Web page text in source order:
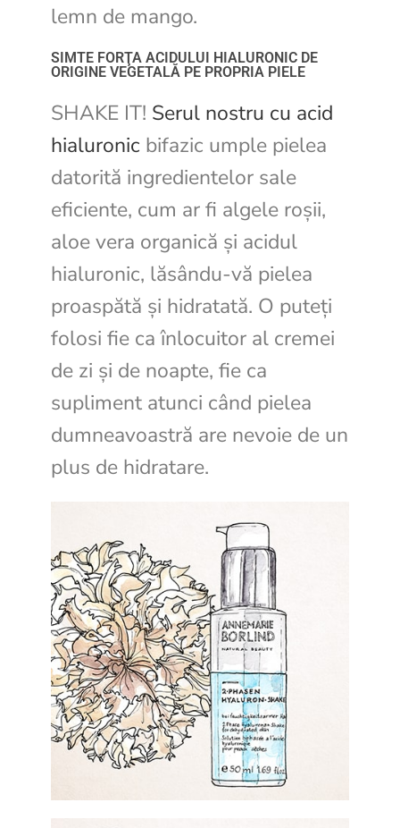
lemn de mango.
SIMTE FORŢA ACIDULUI HIALURONIC DE
ORIGINE VEGETALĂ PE PROPRIA PIELE
SHAKE IT! Serul nostru cu acid
hialuronic bifazic umple pielea
datorită ingredientelor sale
eficiente, cum ar fi algele roșii,
aloe vera organică și acidul
hialuronic, lăsându-vă pielea
proaspătă și hidratată. O puteți
folosi fie ca înlocuitor al cremei
de zi și de noapte, fie ca
supliment atunci când pielea
dumneavoastră are nevoie de un
plus de hidratare.